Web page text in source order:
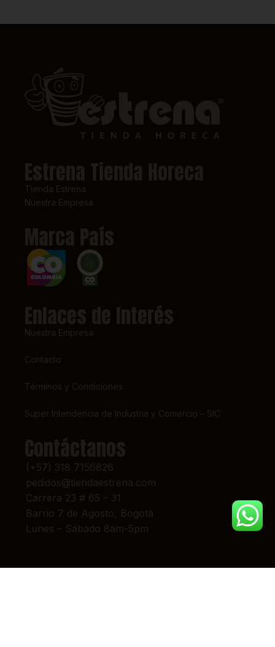
Estrena Tienda Horeca
Tienda Estrena
Nuestra Empresa
Marca País
Enlaces de Interés
Nuestra Empresa
Contacto
Términos y Condiciones
Super Intendencia de Industria y Comercio – SIC
Contáctanos
(+57) 318 7156826
pedidos@tiendaestrena.com
Carrera 23 # 65 – 31
Barrio 7 de Agosto, Bogotá
Lunes – Sábado 8am-5pm